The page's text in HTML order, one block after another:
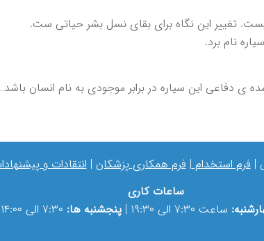
تغيير اين نگاه براى بقاى نسل بشر حياتى ست.
نام برد.
|فرم استخدام|فرم همکاری پزشکان |انتقادات و
ساعات کاری
ساعت ۷:۳۰ الی ۱۹:۳۰ | پنجشنبه ها: